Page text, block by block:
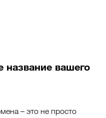
название вашего
– это не просто